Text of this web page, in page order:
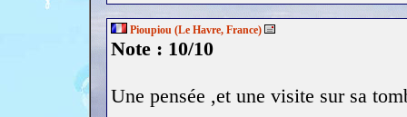
Pioupiou (Le Havre, France)
Note : 10/10
Une pensée ,et une visite sur sa